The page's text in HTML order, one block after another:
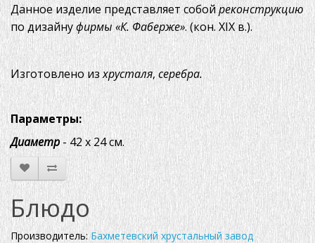
Данное изделие представляет собойреконструкцию
по дизайнуфирмы «К. Фаберже». (кон. XIX в.).
Изготовлено изхрусталя,серебра.
Параметры:
Диаметр- 42 х 24 см.
Блюдо
Производитель:Бахметевский хрустальный завод